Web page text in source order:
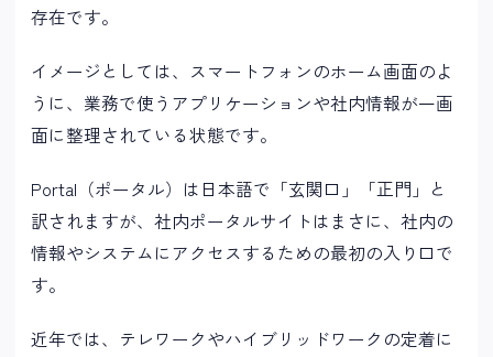
存在です。
イメージとしては、スマートフォンのホーム画面のよ
うに、業務で使うアプリケーションや社内情報が一画
面に整理されている状態です。
Portal（ポータル）は日本語で「玄関口」「正門」と
訳されますが、社内ポータルサイトはまさに、社内の
情報やシステムにアクセスするための最初の入り口で
す。
近年では、テレワークやハイブリッドワークの定着に